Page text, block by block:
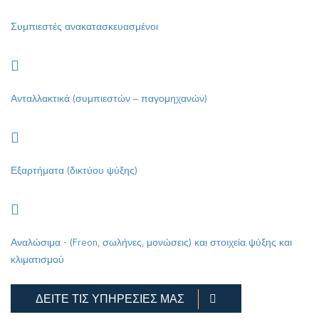
Συμπιεστές ανακατασκευασμένοι
Ανταλλακτικά (συμπιεστών – παγομηχανών)
Εξαρτήματα (δικτύου ψύξης)
Αναλώσιμα - (Freon, σωλήνες, μονώσεις) και στοιχεία ψύξης και
κλιματισμού
ΔΕΙΤΕ ΤΙΣ ΥΠΗΡΕΣΙΕΣ ΜΑΣ